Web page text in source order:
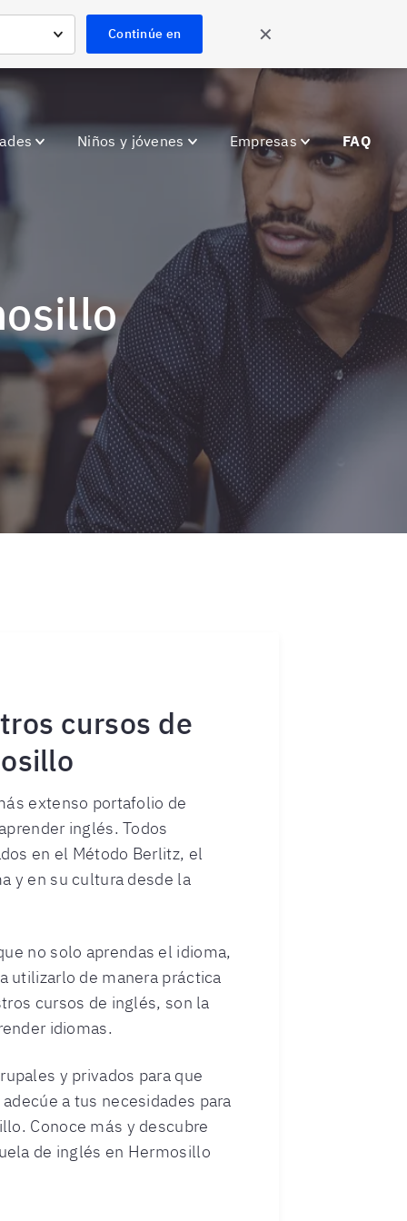
Continúe en ✕
Niños y jóvenes Empresas FAQ
cursos de
extenso portafolio de
inglés. Todos
en el Método Berlitz, el
y en su cultura desde la
no solo aprendas el idioma,
utilizarlo de manera práctica
cursos de inglés, son la
idiomas.
y privados para que
a tus necesidades para
Conoce más y descubre
de inglés en Hermosillo